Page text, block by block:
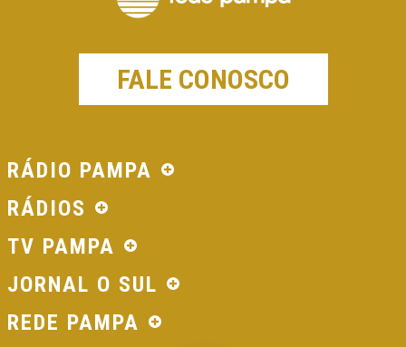
FALE CONOSCO
RÁDIO PAMPA
RÁDIOS
TV PAMPA
JORNAL O SUL
REDE PAMPA